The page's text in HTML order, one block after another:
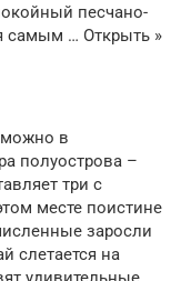
песчано-
самым … Открыть »
в
полуострова –
три с
месте поистине
заросли
слетается на